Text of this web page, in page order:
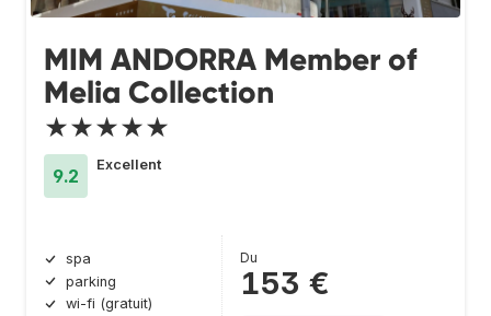
MIM ANDORRA Member of
Melia Collection
★★★★★
9.2
Excellent
spa
parking
wi-fi (gratuit)
Du
153 €